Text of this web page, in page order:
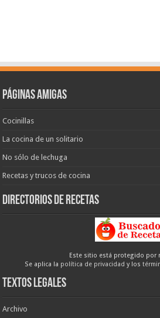
Páginas amigas
Cocinillas
La cocina de un solitario
No sólo de lechuga
Recetas y trucos de cocina
Directorios de recetas
Este sitio está protegido por
Se aplica la política de privacidad y los
Textos legales
Archivo